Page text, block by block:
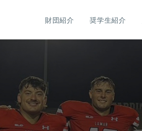
財団紹介 奨学生紹介